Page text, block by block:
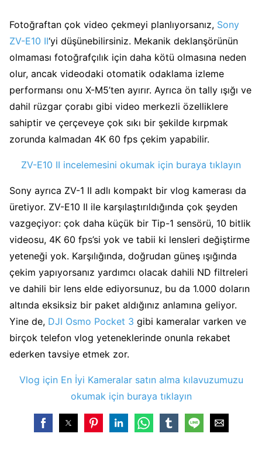
Fotoğraftan çok video çekmeyi planlıyorsanız, Sony
ZV-E10 II‘yi düşünebilirsiniz. Mekanik deklanşörünün
olmaması fotoğrafçılık için daha kötü olmasına neden
olur, ancak videodaki otomatik odaklama izleme
performansı onu X-M5’ten ayırır. Ayrıca ön tally ışığı ve
dahil rüzgar çorabı gibi video merkezli özelliklere
sahiptir ve çerçeveye çok sıkı bir şekilde kırpmak
zorunda kalmadan 4K 60 fps çekim yapabilir.
ZV-E10 II incelemesini okumak için buraya tıklayın
Sony ayrıca ZV-1 II adlı kompakt bir vlog kamerası da
üretiyor. ZV-E10 II ile karşılaştırıldığında çok şeyden
vazgeçiyor: çok daha küçük bir Tip-1 sensörü, 10 bitlik
videosu, 4K 60 fps’si yok ve tabii ki lensleri değiştirme
yeteneği yok. Karşılığında, doğrudan güneş ışığında
çekim yapıyorsanız yardımcı olacak dahili ND filtreleri
ve dahili bir lens elde ediyorsunuz, bu da 1.000 doların
altında eksiksiz bir paket aldığınız anlamına geliyor.
Yine de, DJI Osmo Pocket 3 gibi kameralar varken ve
birçok telefon vlog yeteneklerinde onunla rekabet
ederken tavsiye etmek zor.
Vlog için En İyi Kameralar satın alma kılavuzumuzu
okumak için buraya tıklayın